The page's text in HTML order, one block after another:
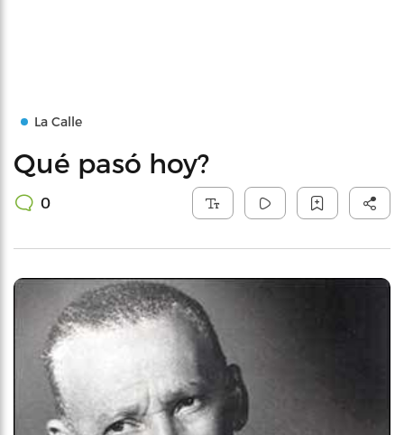
La Calle
Qué pasó hoy?
0